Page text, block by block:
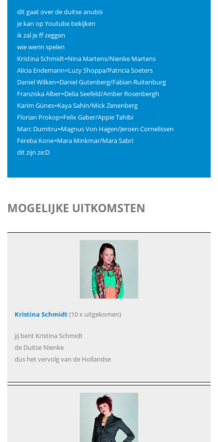
dit gaat over de duitse anubis
je kan op Youtube bekijken
ik zal je ff zeggen
wie werin spelen
Kristina Schmidt=Nina Martens/Nienke Martens
Alicia Endemann=Luzy Shoppa/Patricia Soeters
Daniel Wilken=Daniel Gutenberg/Fabian Ruitenburg
Franziska Alber=Delia Seefeld/Amber Rosenbergh
Karim Günes=Kaya Sahin/Mick Zenenberg
Florian Prokop=Felix Gaber/Appie Tahibi
Marc Dumitru=Magnus Von Hagen/Jeroen Cornelissen
Fereba Kone=Mara Minkmar/Mara Sabri
dit zijn ze:D
MOGELIJKE UITKOMSTEN
Kristina Schmidt(10 x uitgekomen)
jij bent Kristina Schmidt
de Duitse Nienke
dus het vervolg van de Hollandse